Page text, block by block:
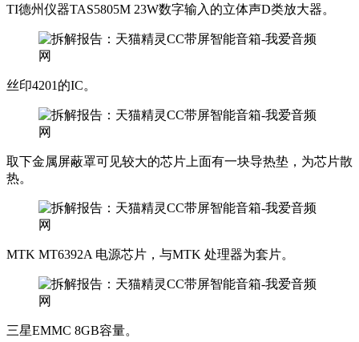
TI德州仪器TAS5805M 23W数字输入的立体声D类放大器。
丝印4201的IC。
取下金属屏蔽罩可见较大的芯片上面有一块导热垫，为芯片散
热。
MTK MT6392A 电源芯片，与MTK 处理器为套片。
三星EMMC 8GB容量。